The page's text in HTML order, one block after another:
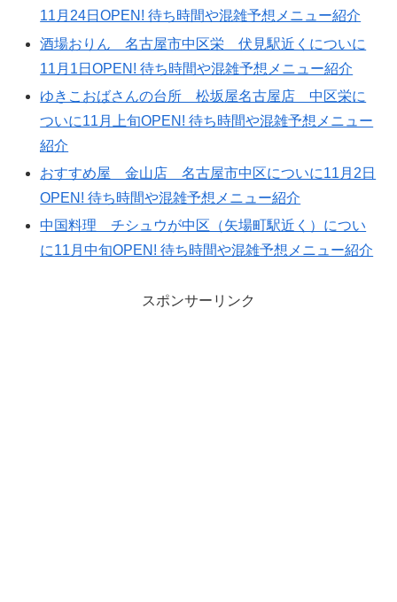
11月24日OPEN! 待ち時間や混雑予想メニュー紹介
酒場おりん 名古屋市中区栄 伏見駅近くについに
11月1日OPEN! 待ち時間や混雑予想メニュー紹介
ゆきこおばさんの台所 松坂屋名古屋店 中区栄に
ついに11月上旬OPEN! 待ち時間や混雑予想メニュー
紹介
おすすめ屋 金山店 名古屋市中区についに11月2日
OPEN! 待ち時間や混雑予想メニュー紹介
中国料理 チシュウが中区（矢場町駅近く）につい
に11月中旬OPEN! 待ち時間や混雑予想メニュー紹介
スポンサーリンク